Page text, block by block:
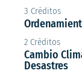
3 Créditos
2 Créditos
Cambio
Desastres